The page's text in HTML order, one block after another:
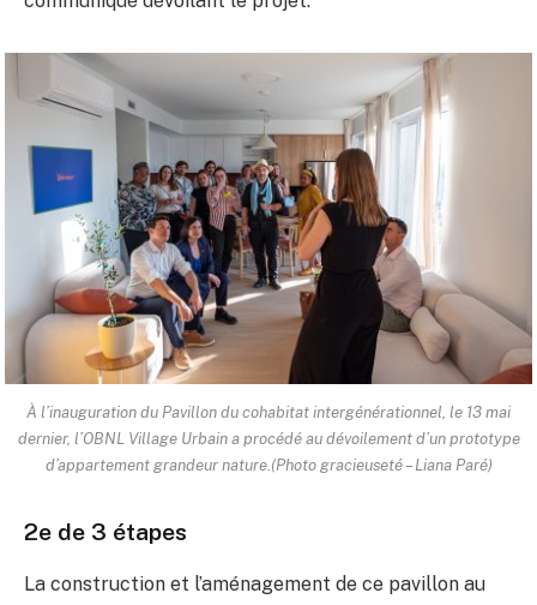
À l’inauguration du Pavillon du cohabitat intergénérationnel, le 13 mai
dernier, l’OBNL Village Urbain a procédé au dévoilement d’un prototype
d’appartement grandeur nature.(Photo gracieuseté – Liana Paré)
2e de 3 étapes
La construction et l’aménagement de ce pavillon au